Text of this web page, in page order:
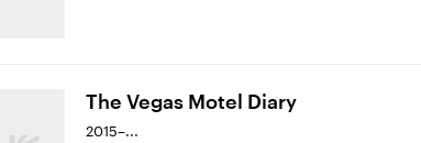
The Vegas Motel Diary
2015–...